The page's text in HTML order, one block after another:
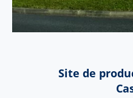
Site de